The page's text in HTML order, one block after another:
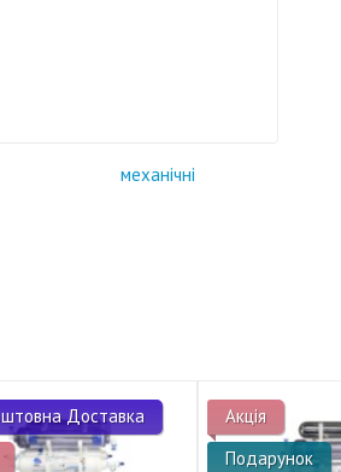
механічні
Доставка
Акція
Подарунок